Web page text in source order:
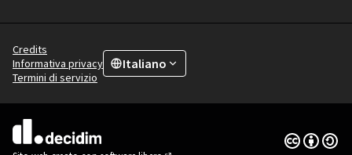
Credits
Informativa privacy
Termini di servizio
Italiano
Choose language
(Collegamento esterno)
Licenza